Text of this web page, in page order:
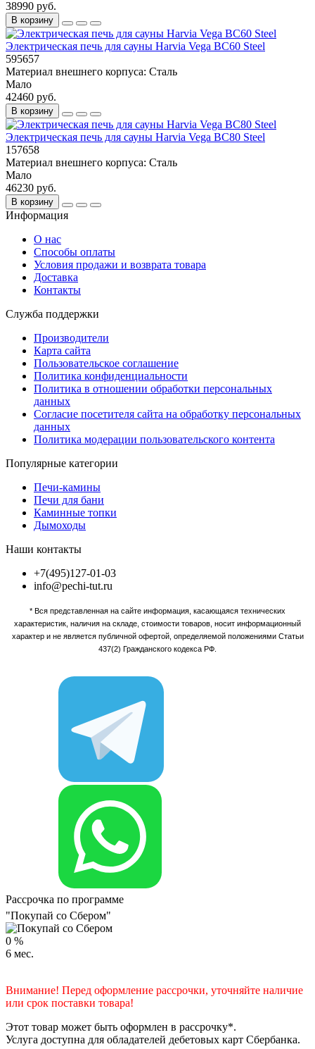
38990 руб.
В корзину
Электрическая печь для сауны Harvia Vega BC60 Steel
595657
Материал внешнего корпуса: Сталь
Мало
42460 руб.
В корзину
Электрическая печь для сауны Harvia Vega BC80 Steel
157658
Материал внешнего корпуса: Сталь
Мало
46230 руб.
В корзину
Информация
О нас
Способы оплаты
Условия продажи и возврата товара
Доставка
Контакты
Служба поддержки
Производители
Карта сайта
Пользовательское соглашение
Политика конфиденциальности
Политика в отношении обработки персональных
данных
Согласие посетителя сайта на обработку персональных
данных
Политика модерации пользовательского контента
Популярные категории
Печи-камины
Печи для бани
Каминные топки
Дымоходы
Наши контакты
+7(495)127-01-03
info@pechi-tut.ru
* Вся представленная на сайте информация, касающаяся технических
характеристик, наличия на складе, стоимости товаров, носит информационный
характер и не является публичной офертой, определяемой положениями Статьи
437(2) Гражданского кодекса РФ.
Рассрочка по программе
"Покупай со Сбером"
0 %
6 мес.
Внимание! Перед оформление рассрочки, уточняйте наличие
или срок поставки товара!
Этот товар может быть оформлен в рассрочку*.
Услуга доступна для обладателей дебетовых карт Сбербанка.